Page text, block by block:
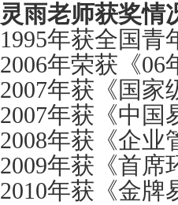
灵雨老师获奖情
1995年获全国青
2006年荣获《
2007年获《国家
2007年获《中国
2008年获《企业
2009年获《首席
2010年获《金